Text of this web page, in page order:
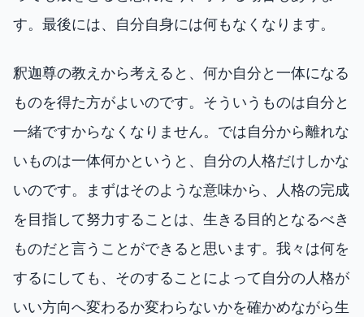
す。最後には、自分自身には何もなくなります。
釈迦尊の教えから考えると、何か自分と一体になる
ものを得た方がよいのです。そういうものは自分と
一緒ですからなくなりません。では自分から離れな
いものは一体何かというと、自分の人格だけしかな
いのです。まずはそのような意味から、人格の完成
を目指して努力することは、生きる目的となるべき
ものだと言うことができると思います。我々は何を
するにしても、そのすることによって自分の人格が
いい方向へ変わるか変わらないかを確かめながら生